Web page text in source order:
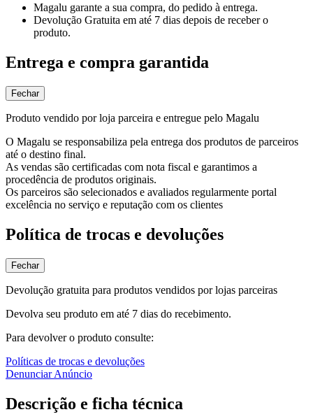
Magalu garante a sua compra, do pedido à entrega.
Devolução Gratuita em até 7 dias depois de receber o
produto.
Entrega e compra garantida
Fechar
Produto vendido por loja parceira e entregue pelo Magalu
O Magalu se responsabiliza pela entrega dos produtos de parceiros
até o destino final.
As vendas são certificadas com nota fiscal e garantimos a
procedência de produtos originais.
Os parceiros são selecionados e avaliados regularmente portal
excelência no serviço e reputação com os clientes
Política de trocas e devoluções
Fechar
Devolução gratuita para produtos vendidos por lojas parceiras
Devolva seu produto em até 7 dias do recebimento.
Para devolver o produto consulte:
Políticas de trocas e devoluções
Denunciar Anúncio
Descrição e ficha técnica